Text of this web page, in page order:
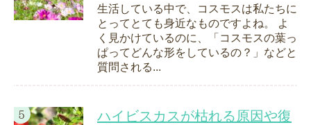
生活している中で、コスモスは私たちに
とってとても身近なものですよね。 よ
く見かけているのに、「コスモスの葉っ
ぱってどんな形をしているの？」などと
質問される...
ハイビスカスが枯れる原因や復